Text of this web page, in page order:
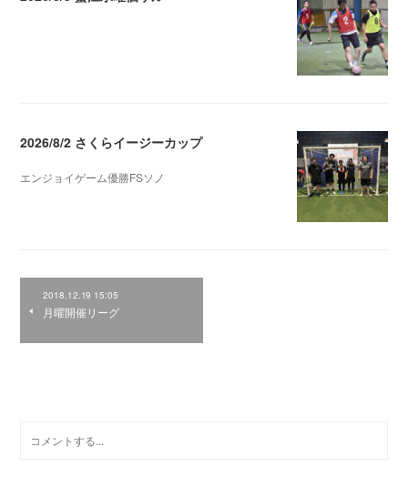
2026/8/2 さくらイージーカップ
エンジョイゲーム優勝FSソノ
2018.12.19 15:05
月曜開催リーグ